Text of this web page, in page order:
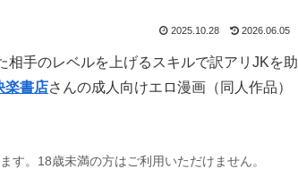
2025.10.28 2026.06.05
相手のレベルを上げるスキルで訳アリJKを助
楽書店さんの成人向けエロ漫画（同人作品）
。18歳未満の方はご利用いただけません。